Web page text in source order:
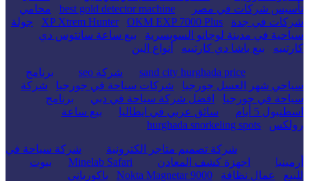
تأسيس شركات في مصر
best gold detector machine
محامي
شركات في جدة
XP Xtrem Hunter OKM EXP 7000 Plus
جولة
سياحية في مدينة لوجانو السويسرية
بيع ساعة سانتوس دي
كارتييه
بيع باشا دي كارتييه أنواع البن
sand city hurghada price شركة seo
برنامج
سياحي شهر العسل جورجيا
شركات سياحة في جورجيا
شركة
سياحة في جورجيا
افضل شركة سياحة في دبي
برنامج
اسطنبول 5 أيام
سائق عربي في ايطاليا
بيع ساعة
رولكس
hurghada snorkeling spots
شركة تصميم متاجر الكترونية
شركة سياحة في
أرمينيا
اجهزة كشف المعادن Minelab Safari
بيوت
للبيع
عمال نظافة Nokta Magnetar 9000 باكورياني